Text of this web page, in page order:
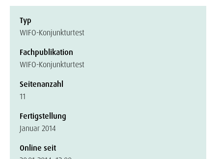
Typ
WIFO-Konjunkturtest
Fachpublikation
WIFO-Konjunkturtest
Seitenanzahl
11
Fertigstellung
Januar 2014
Online seit